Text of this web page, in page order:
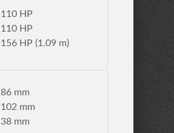
110 HP
110 HP
156 HP (1.09 m)
86 mm
102 mm
38 mm